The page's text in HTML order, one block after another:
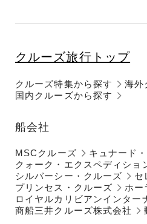
クルーズ旅行トップ
クルーズ特集から探す
国内クルーズから探す
海外
船会社
MSCクルーズ
キュナード
クォーク・エクスペディショ
シルバーシー・クルーズ
セ
プリンセス・クルーズ
ホー
ロイヤルカリビアンインター
商船三井クルーズ株式会社